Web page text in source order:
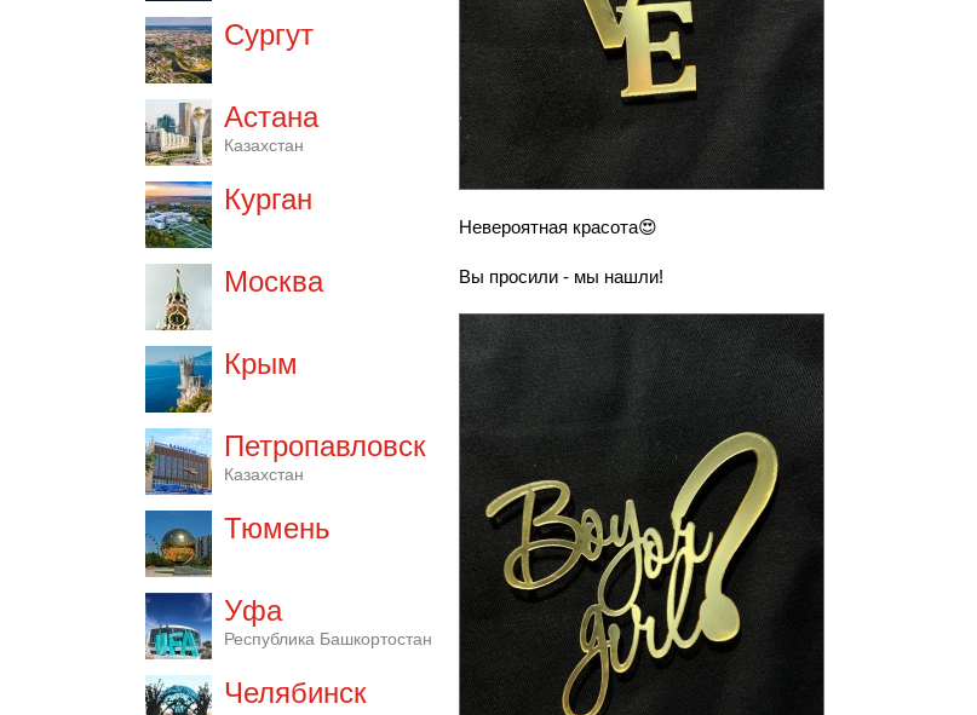
Сургут
Астана
Казахстан
Курган
Москва
Крым
Петропавловск
Казахстан
Тюмень
Уфа
Республика Башкортостан
Челябинск
Невероятная красота😍
Вы просили - мы нашли!